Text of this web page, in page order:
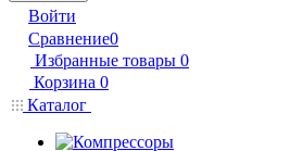
Войти
Сравнение0
Избранные товары 0
Корзина 0
Каталог